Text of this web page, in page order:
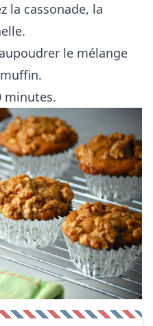
la cassonade, la
le mélange
minutes.